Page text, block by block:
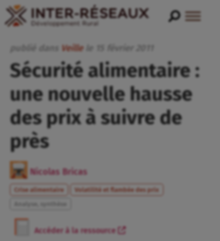
publié dans Veille le février
Sécurité alimentaire :
une nouvelle hausse
des prix à suivre de
près
Nicolas Bricas
Crise alimentaire
Volatilité et flambée des prix
Accéder à la ressource